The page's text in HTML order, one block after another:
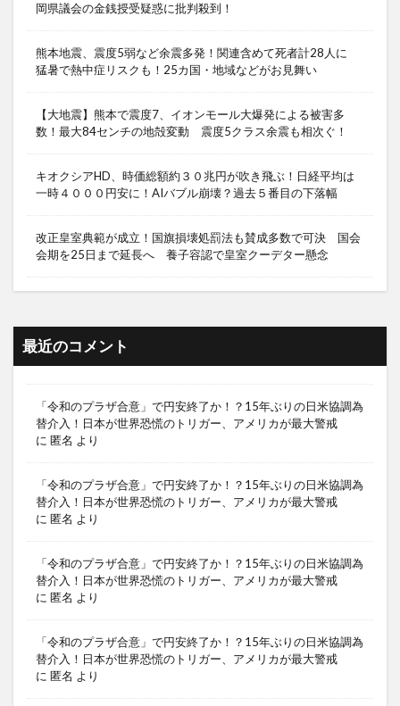
岡県議会の金銭授受疑惑に批判殺到！
熊本地震、震度5弱など余震多発！関連含めて死者計28人に
猛暑で熱中症リスクも！25カ国・地域などがお見舞い
【大地震】熊本で震度7、イオンモール大爆発による被害多
数！最大84センチの地殻変動 震度5クラス余震も相次ぐ！
キオクシアHD、時価総額約３０兆円が吹き飛ぶ！日経平均は
一時４０００円安に！AIバブル崩壊？過去５番目の下落幅
改正皇室典範が成立！国旗損壊処罰法も賛成多数で可決 国会
会期を25日まで延長へ 養子容認で皇室クーデター懸念
最近のコメント
「令和のプラザ合意」で円安終了か！？15年ぶりの日米協調為
替介入！日本が世界恐慌のトリガー、アメリカが最大警戒
に 匿名 より
「令和のプラザ合意」で円安終了か！？15年ぶりの日米協調為
替介入！日本が世界恐慌のトリガー、アメリカが最大警戒
に 匿名 より
「令和のプラザ合意」で円安終了か！？15年ぶりの日米協調為
替介入！日本が世界恐慌のトリガー、アメリカが最大警戒
に 匿名 より
「令和のプラザ合意」で円安終了か！？15年ぶりの日米協調為
替介入！日本が世界恐慌のトリガー、アメリカが最大警戒
に 匿名 より